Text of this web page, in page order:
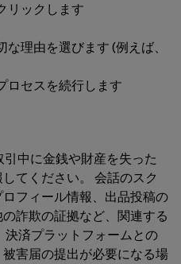
リックします
理由を選びます (例えば、
ロセスを続行します
中に金銭や財産を失った
てください。 会話のスク
フィール情報、出品投稿の
詐欺の証拠など、関連する
済プラットフォームとの
害届の提出が必要になる場